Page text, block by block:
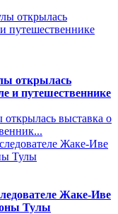
открылась
и путешественнике
выставка о
Жаке-Иве
Тулы